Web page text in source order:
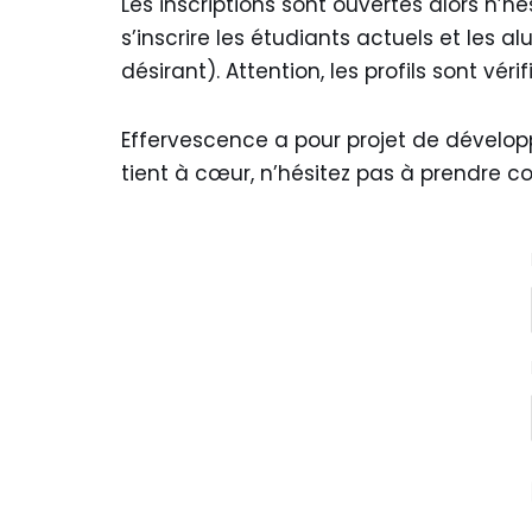
s’inscrire les étudiants actuels et les
désirant). Attention, les profils sont
Effervescence a pour projet de
tient à cœur, n’hésitez pas à prendre